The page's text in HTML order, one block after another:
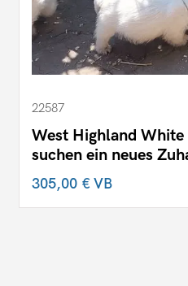
22587
West Highland
suchen ein neues
305,00 €VB